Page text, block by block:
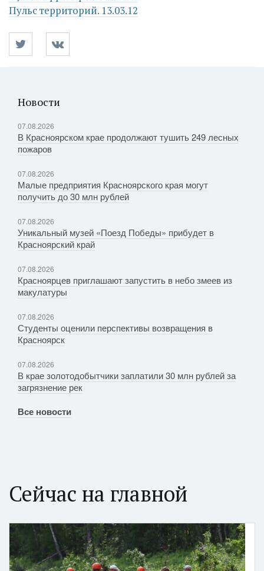
Пульс территорий. 13.03.12
Новости
07.08.2026
В Красноярском крае продолжают тушить 249 лесных
пожаров
07.08.2026
Малые предприятия Красноярского края могут
получить до 30 млн рублей
07.08.2026
Уникальный музей «Поезд Победы» прибудет в
Красноярский край
07.08.2026
Красноярцев приглашают запустить в небо змеев из
макулатуры
07.08.2026
Студенты оценили перспективы возвращения в
Красноярск
07.08.2026
В крае золотодобытчики заплатили 30 млн рублей за
загрязнение рек
Все новости
Сейчас на главной